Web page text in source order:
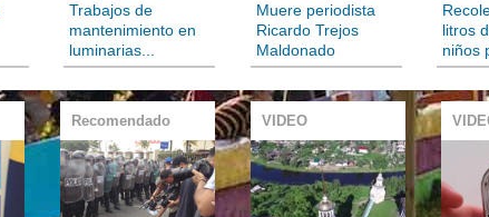
Trabajos de
mantenimiento en
luminarias...
Muere periodista
Ricardo Trejos
Maldonado
litros
niños
Recomendado VIDEO